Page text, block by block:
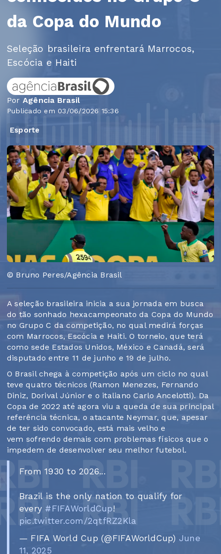
da Copa do Mundo
Seleção brasileira enfrentará Marrocos,
Escócia e Haiti
Por Agência Brasil
Publicado em 03/06/2026 15:36
Esporte
© Bruno Peres/Agência Brasil
A seleção brasileira inicia a sua jornada em busca
do tão sonhado hexacampeonato da Copa do Mundo
no Grupo C da competição, no qual medirá forças
com Marrocos, Escócia e Haiti. O torneio, que terá
como sede Estados Unidos, México e Canadá, será
disputado entre 11 de junho e 19 de julho.
O Brasil chega à competição após um ciclo no qual
teve quatro técnicos (Ramon Menezes, Fernando
Diniz, Dorival Júnior e o italiano Carlo Ancelotti). Da
Copa de 2022 até agora viu a queda de sua principal
referência técnica, o atacante Neymar, que, apesar
de ter sido convocado, está mais velho e
vem sofrendo demais com problemas físicos que o
impedem de desenvolver seu melhor futebol.
From 1930 to 2026...
Brazil is the only nation to qualify for
every #FIFAWorldCup!
pic.twitter.com/2qtfRZ2Kla
— FIFA World Cup (@FIFAWorldCup) June
11, 2025